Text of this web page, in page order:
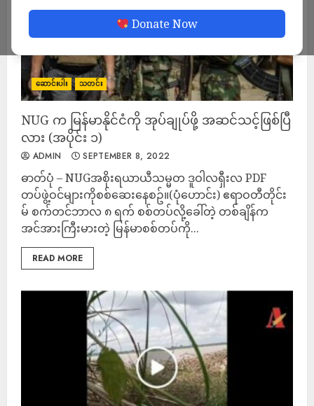
Donate Now
ဆောင်းပါး သတင်း
NUG က မြန်မာနိုင်ငံကို အုပ်ချုပ်ဖို့ အဆင်သင့်ဖြစ်ပြီ
လား (အပိုင်း ၁)
ADMIN SEPTEMBER 8, 2022
ဓာတ်ပုံ – NUGအစိုးရယာယီသမ္မတ ဒူဝါလရှီးလ PDF
တပ်ဖွဲ့ဝင်များကိုစစ်ဆေးနေစဥ်။(ပုံဟောင်း) ဧရာဝတီတိုင်း
မ် စက်တင်ဘာလ ၈ ရက် စစ်တပ်လို့ခေါ်တဲ့ တစ်ချိန်က
အင်အားကြီးမားတဲ့ မြန်မာစစ်တပ်ကို...
READ MORE